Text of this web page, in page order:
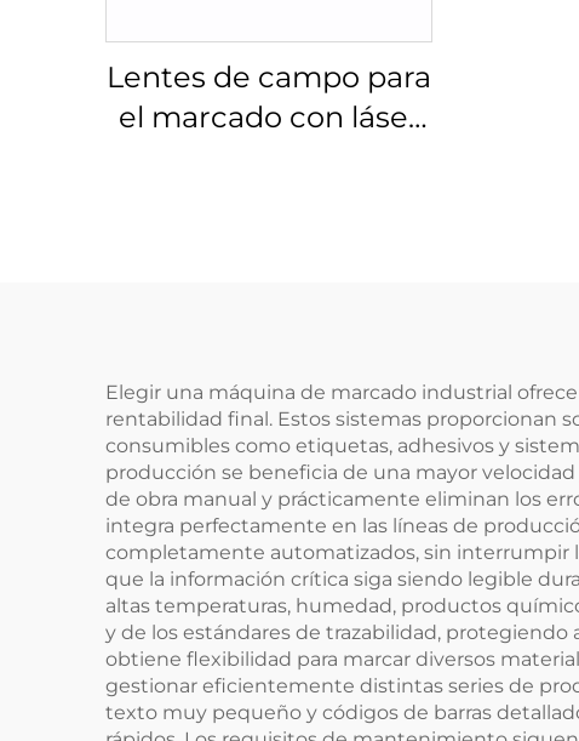
Lentes de campo para
el marcado con láser
Elegir una máquina de marcado industrial
rentabilidad final. Estos sistemas proporcionan
consumibles como etiquetas, adhesivos y
producción se beneficia de una mayor
de obra manual y prácticamente eliminan los
integra perfectamente en las líneas de
completamente automatizados, sin interrumpir
que la información crítica siga siendo legible
altas temperaturas, humedad, productos
y de los estándares de trazabilidad,
obtiene flexibilidad para marcar diversos
gestionar eficientemente distintas series de
texto muy pequeño y códigos de barras